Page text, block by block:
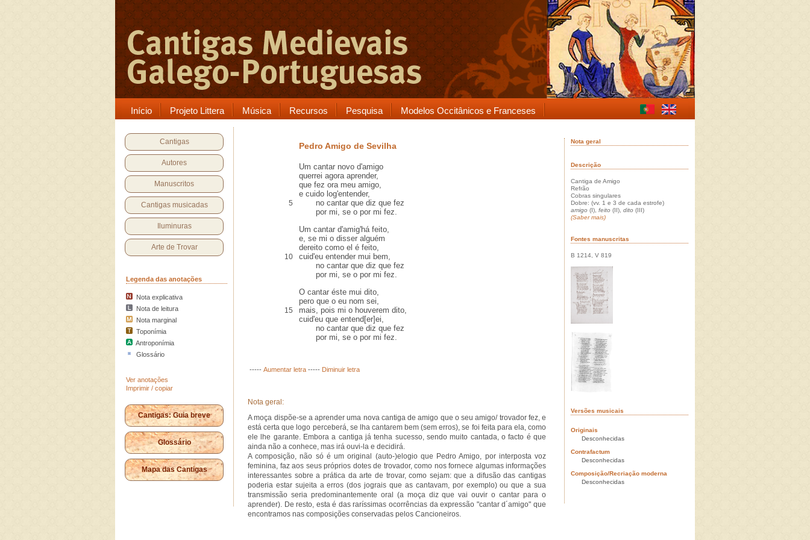
Início Projeto Littera Música Recursos Pesquisa Modelos Occitânicos e Franceses
Cantigas
Autores
Manuscritos
Cantigas musicadas
Iluminuras
Arte de Trovar
Legenda das anotações
Nota explicativa
Nota de leitura
Nota marginal
Toponímia
Antroponímia
Glossário
Ver anotações
Imprimir / copiar
Cantigas: Guia breve
Glossário
Mapa das Cantigas
Pedro Amigo de Sevilha
Um cantar novo d'amigo
querrei agora aprender,
que fez ora meu amigo,
e cuido log'entender,
5
no cantar que diz que fez
por mi, se o por mi fez.
Um cantar d'amig'há feito,
e, se mi o disser alguém
dereito como el é feito,
10
cuid'eu entender mui bem,
no cantar que diz que fez
por mi, se o por mi fez.
O cantar éste mui dito,
pero que o eu nom sei,
15
mais, pois mi o houverem dito,
cuid'eu que entend[er]ei,
no cantar que diz que fez
por mi, se o por mi fez.
----- Aumentar letra ----- Diminuir letra
Nota geral:
A moça dispõe-se a aprender uma nova cantiga de amigo que o seu amigo/ trovador fez, e
está certa que logo perceberá, se lha cantarem bem (sem erros), se foi feita para ela, como
ele lhe garante. Embora a cantiga já tenha sucesso, sendo muito cantada, o facto é que
ainda não a conhece, mas irá ouvi-la e decidirá.
A composição, não só é um original (auto-)elogio que Pedro Amigo, por interposta voz
feminina, faz aos seus próprios dotes de trovador, como nos fornece algumas informações
interessantes sobre a prática da arte de trovar, como sejam: que a difusão das cantigas
poderia estar sujeita a erros (dos jograis que as cantavam, por exemplo) ou que a sua
transmissão seria predominantemente oral (a moça diz que vai ouvir o cantar para o
aprender). De resto, esta é das raríssimas ocorrências da expressão "cantar d´amigo" que
encontramos nas composições conservadas pelos Cancioneiros.
Nota geral
Descrição
Cantiga de Amigo
Refrão
Cobras singulares
Dobre: (vv. 1 e 3 de cada estrofe)
amigo (I), feito (II), dito (III)
(Saber mais)
Fontes manuscritas
B 1214, V 819
Versões musicais
Originais
Desconhecidas
Contrafactum
Desconhecidas
Composição/Recriação moderna
Desconhecidas